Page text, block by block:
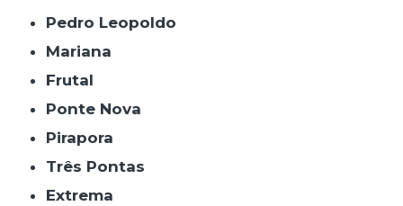
Pedro Leopoldo
Mariana
Frutal
Ponte Nova
Pirapora
Três Pontas
Extrema